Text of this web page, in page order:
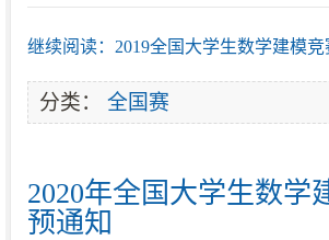
继续阅读：2019全国大学生数学建模
分类： 全国赛
2020年全国大学生数学
预通知